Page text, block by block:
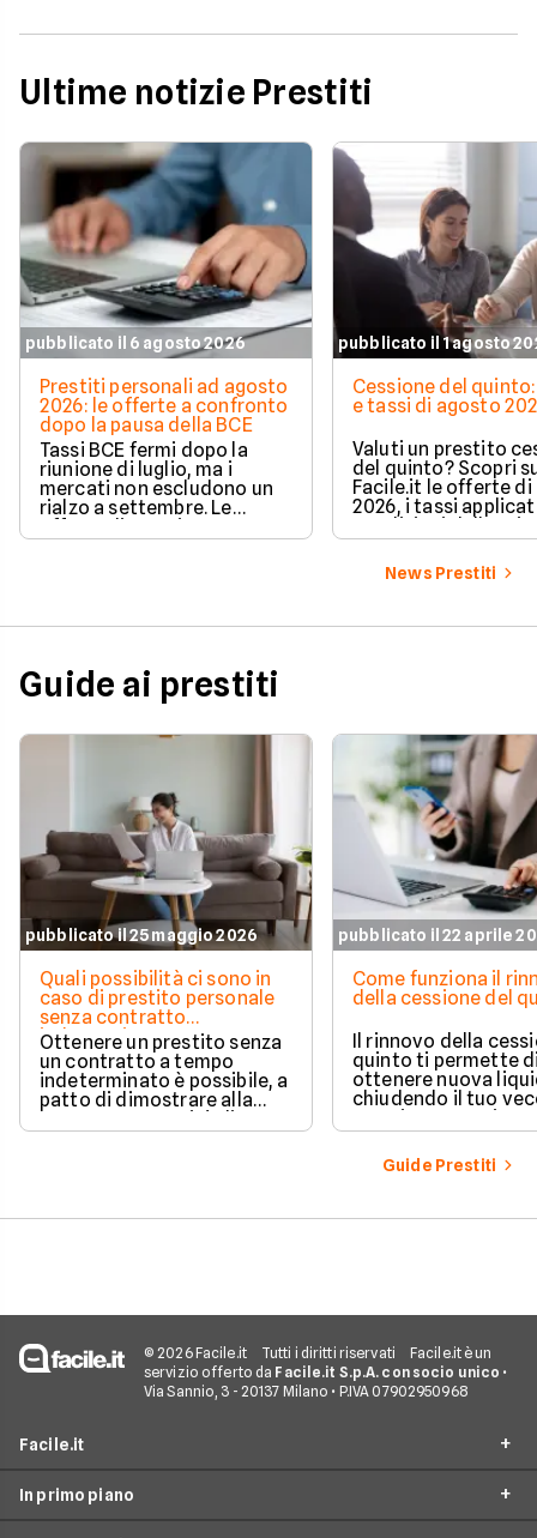
Ultime notizie Prestiti
pubblicato il 6 agosto 2026
Prestiti personali ad agosto
2026: le offerte a confronto
dopo la pausa della BCE
Tassi BCE fermi dopo la
riunione di luglio, ma i
mercati non escludono un
rialzo a settembre. Le
offerte di prestito
personale di agosto 2026 su
pubblicato il 1 agosto
Cessione del
e tassi di agosto
Valuti un prestito
del quinto? Scopri
Facile.it le offerte
2026, i tassi
condizioni delle
soluzioni disponibili.
News Prestiti
Guide ai prestiti
pubblicato il 25 maggio 2026
Quali possibilità ci sono in
caso di prestito personale
senza contratto
indeterminato
Ottenere un prestito senza
un contratto a tempo
indeterminato è possibile, a
patto di dimostrare alla
banca una capacità di
rimborso solida e costante.
quali strategie puoi
pubblicato il 22 aprile
Come funziona il
della cessione del
Il rinnovo della
quinto ti permette
ottenere nuova
chiudendo il tuo
prestito per aprirne
vantaggioso.
Guide Prestiti
© 2026 Facile.it Tutti i diritti riservati
Facile.it è un
servizio offerto da Facile.it S.p.A. con socio unico •
Via Sannio, 3 - 20137 Milano • P.IVA 07902950968
Facile.it
Assicurazioni
In primo piano